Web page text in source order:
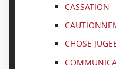
CASSATION
CHOSE